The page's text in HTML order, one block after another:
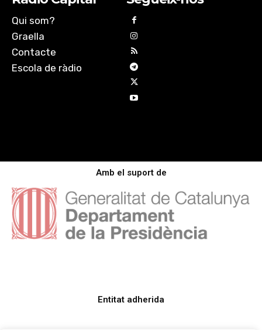
Qui som?
Graella
Contacte
Escola de ràdio
Amb el suport de
Entitat adherida